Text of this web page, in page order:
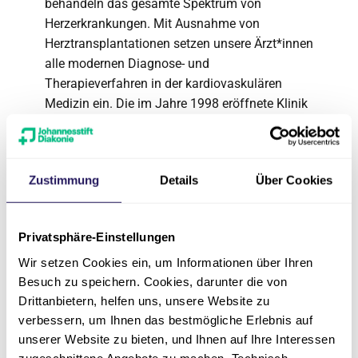
Zustimmung Details Über Cookies
Privatsphäre-Einstellungen
Wir setzen Cookies ein, um Informationen über Ihren
Besuch zu speichern. Cookies, darunter die von
Drittanbietern, helfen uns, unsere Website zu
verbessern, um Ihnen das bestmögliche Erlebnis auf
unserer Website zu bieten, und Ihnen auf Ihre Interessen
behandeln das gesamte Spektrum von
Herzerkrankungen. Mit Ausnahme von
Herztransplantationen setzen unsere Ärzt*innen
alle modernen Diagnose- und
Therapieverfahren in der kardiovaskulären
Medizin ein. Die im Jahre 1998 eröffnete Klinik
verfügt über 128 Betten und beschäftigt rund
320 Mitarbeiter*innen.
Über die Johannesstift
Die Johannesstift Diakonie gAG ist das größte
konfessionelle Gesundheits- und
Sozialunternehmen in der Region Berlin und
Nordostdeutschland. Über 11.740
Mitarbeitende leisten moderne Medizin,
zugewandte Betreuung und Beratung im